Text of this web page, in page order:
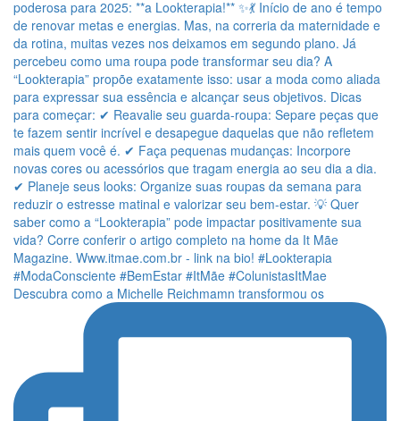
Descubra como a Michelle Reichmamn transformou os